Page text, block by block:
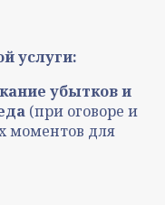
услуги:
убытков и
(при оговоре и
моментов для